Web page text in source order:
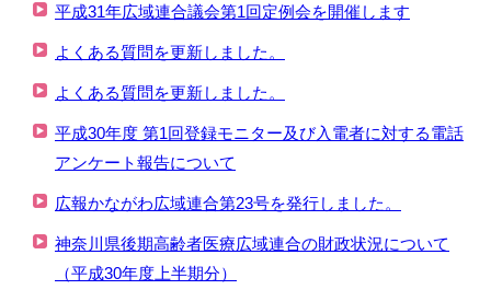
平成31年広域連合議会第1回定例会を開催します
よくある質問を更新しました。
よくある質問を更新しました。
平成30年度 第1回登録モニター及び入電者に対する電話
アンケート報告について
広報かながわ広域連合第23号を発行しました。
神奈川県後期高齢者医療広域連合の財政状況について
（平成30年度上半期分）